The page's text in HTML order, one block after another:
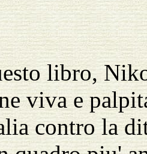
libro,
viva e
contro la